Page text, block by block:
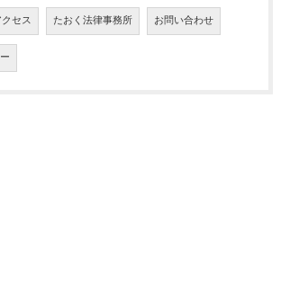
セス たおく法律事務所 お問い合わせ